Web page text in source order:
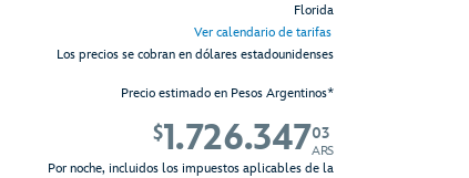
Florida
Ver calendario de tarifas
Los precios se cobran en dólares estadounidenses
Precio estimado en Pesos Argentinos*
$1.726.34703
ARS
Por noche, incluidos los impuestos aplicables de la